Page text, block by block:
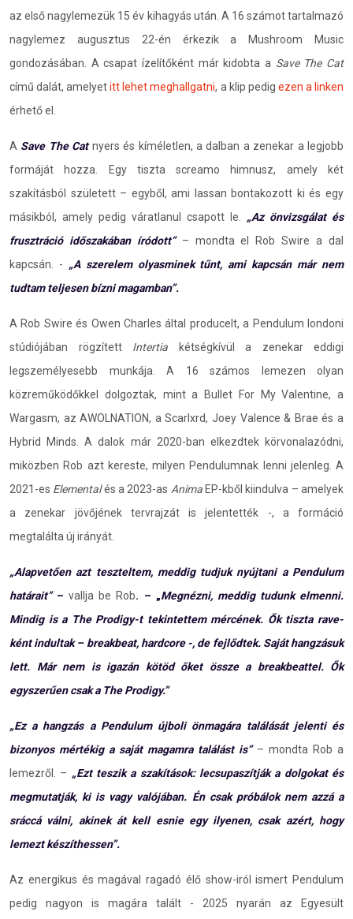
az első nagylemezük 15 év kihagyás után. A 16 számot tartalmazó
nagylemez augusztus 22-én érkezik a Mushroom Music
gondozásában. A csapat ízelítőként már kidobta a Save The Cat
című dalát, amelyetitt lehet meghallgatni, a klip pedig ezen a linken
érhető el.
A Save The Cat nyers és kíméletlen, a dalban a zenekar a legjobb
formáját hozza. Egy tiszta screamo himnusz, amely két
szakításból született – egyből, ami lassan bontakozott ki és egy
másikból, amely pedig váratlanul csapott le. „Az önvizsgálat és
frusztráció időszakában íródott” – mondta el Rob Swire a dal
kapcsán. - „A szerelem olyasminek tűnt, ami kapcsán már nem
tudtam teljesen bízni magamban”.
A Rob Swire és Owen Charles által producelt, a Pendulum londoni
stúdiójában rögzített Intertia
kétségkívül a zenekar eddigi
legszemélyesebb munkája. A 16 számos lemezen olyan
közreműködőkkel dolgoztak, mint a Bullet For My Valentine, a
Wargasm, az AWOLNATION, a Scarlxrd, Joey Valence & Brae és a
Hybrid Minds. A dalok már 2020-ban elkezdtek körvonalazódni,
miközben Rob azt kereste, milyen Pendulumnak lenni jelenleg. A
2021-es Elementalés a 2023-as Anima EP-kből kiindulva – amelyek
a zenekar jövőjének tervrajzát is jelentették -, a formáció
megtalálta új irányát.
„Alapvetően azt teszteltem, meddig tudjuk nyújtani a Pendulum
határait”–vallja be Rob. – „Megnézni, meddig tudunk elmenni.
Mindig is a The Prodigy-t tekintettem mércének. Ők tiszta rave-
ként indultak – breakbeat, hardcore -, de fejlődtek. Saját hangzásuk
lett. Már nem is igazán kötöd őket össze a breakbeattel. Ők
egyszerűen csak a The Prodigy.”
„Ez a hangzás a Pendulum újboli önmagára találását jelenti és
bizonyos mértékig a saját magamra találást is” – mondta Rob a
lemezről. – „Ezt teszik a szakítások: lecsupaszítják a dolgokat és
megmutatják, ki is vagy valójában. Én csak próbálok nem azzá a
sráccá válni, akinek át kell esnie egy ilyenen, csak azért, hogy
lemezt készíthessen”.
Az energikus és magával ragadó élő show-iról ismert Pendulum
pedig nagyon is magára talált - 2025 nyarán az Egyesült